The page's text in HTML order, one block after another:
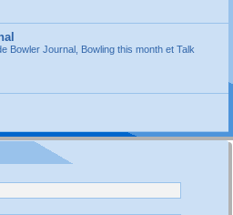
Bowler Journal, Bowling this month et Talk